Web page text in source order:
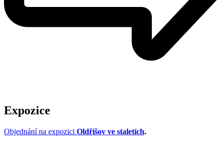
Expozice
Objednání na expozici Oldřišov ve staletích.